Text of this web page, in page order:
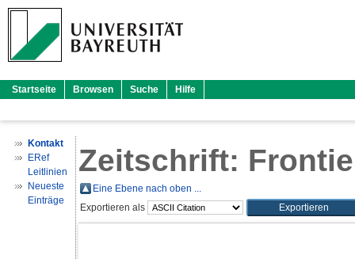
Startseite Browsen Suche Hilfe
Kontakt
ERef
Leitlinien
Neueste
Einträge
Zeitschrift:
Eine Ebene nach oben ...
Exportieren als